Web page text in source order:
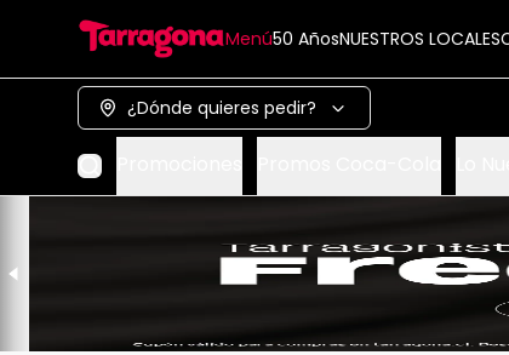
Menú50 AñosNUESTROS LOCALES
¿Dónde quieres pedir?